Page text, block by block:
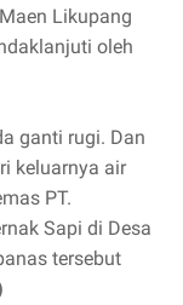
Likupang
oleh
ganti rugi. Dan
keluarnya air
PT.
Sapi di Desa
tersebut